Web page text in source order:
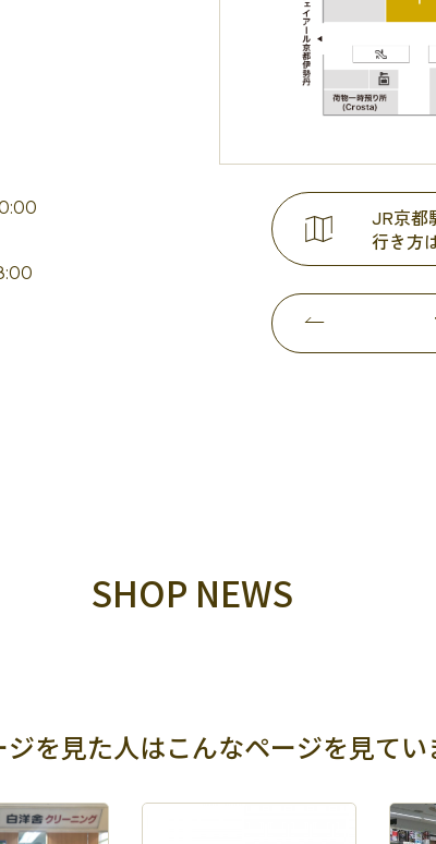
JR京都
行き方
SHOP NEWS
ジを見た人はこんなページを見てい